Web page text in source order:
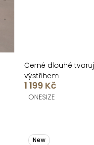
Černé dlouhé
výstřihem
1 199 Kč
ONESIZE
New